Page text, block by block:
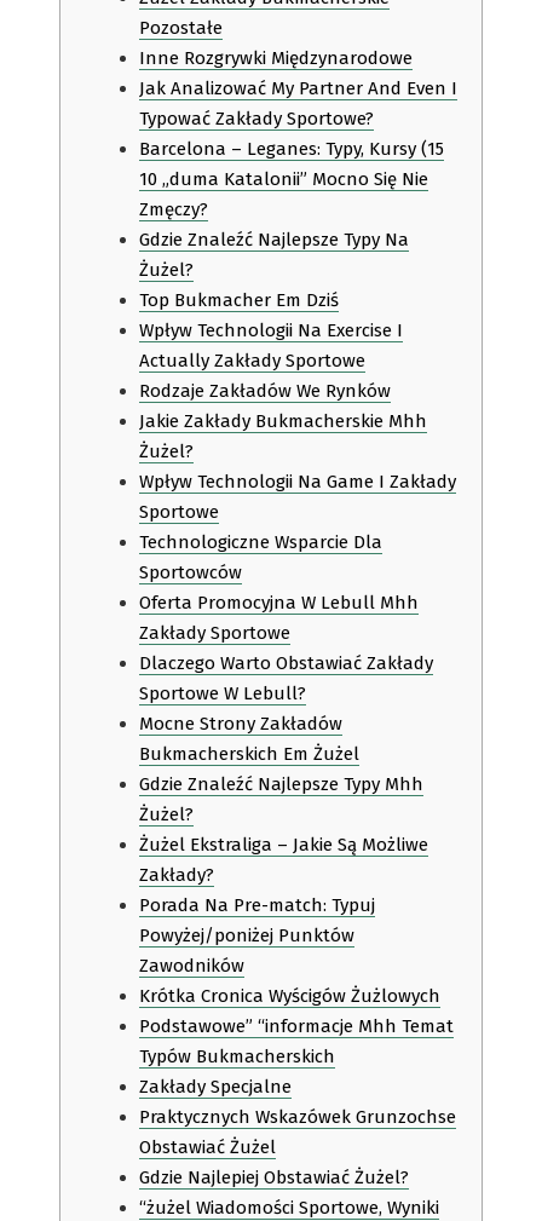
Pozostałe
Inne Rozgrywki Międzynarodowe
Jak Analizować My Partner And Even I
Typować Zakłady Sportowe?
Barcelona – Leganes: Typy, Kursy (15
10 „duma Katalonii” Mocno Się Nie
Zmęczy?
Gdzie Znaleźć Najlepsze Typy Na
Żużel?
Top Bukmacher Em Dziś
Wpływ Technologii Na Exercise I
Actually Zakłady Sportowe
Rodzaje Zakładów We Rynków
Jakie Zakłady Bukmacherskie Mhh
Żużel?
Wpływ Technologii Na Game I Zakłady
Sportowe
Technologiczne Wsparcie Dla
Sportowców
Oferta Promocyjna W Lebull Mhh
Zakłady Sportowe
Dlaczego Warto Obstawiać Zakłady
Sportowe W Lebull?
Mocne Strony Zakładów
Bukmacherskich Em Żużel
Gdzie Znaleźć Najlepsze Typy Mhh
Żużel?
Żużel Ekstraliga – Jakie Są Możliwe
Zakłady?
Porada Na Pre-match: Typuj
Powyżej/poniżej Punktów
Zawodników
Krótka Cronica Wyścigów Żużlowych
Podstawowe” “informacje Mhh Temat
Typów Bukmacherskich
Zakłady Specjalne
Praktycznych Wskazówek Grunzochse
Obstawiać Żużel
Gdzie Najlepiej Obstawiać Żużel?
“żużel Wiadomości Sportowe, Wyniki